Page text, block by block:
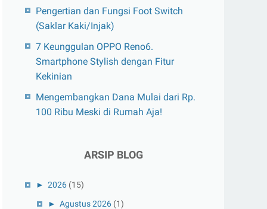
Pengertian dan Fungsi Foot Switch
(Saklar Kaki/Injak)
7 Keunggulan OPPO Reno6.
Smartphone Stylish dengan Fitur
Kekinian
Mengembangkan Dana Mulai dari Rp.
100 Ribu Meski di Rumah Aja!
ARSIP BLOG
► 2026 (15)
► Agustus 2026 (1)